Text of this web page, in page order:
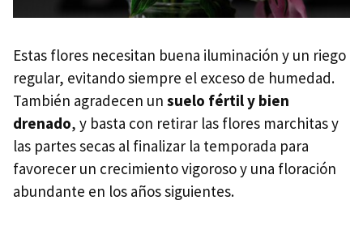
Estas flores necesitan buena iluminación y un riego
regular, evitando siempre el exceso de humedad.
También agradecen un suelo fértil y bien
drenado, y basta con retirar las flores marchitas y
las partes secas al finalizar la temporada para
favorecer un crecimiento vigoroso y una floración
abundante en los años siguientes.